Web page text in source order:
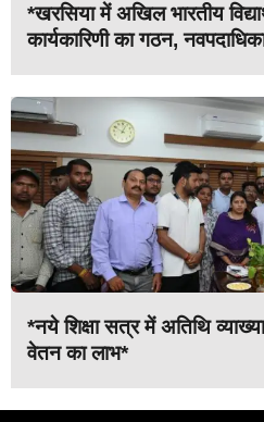
*खरसिया में अखिल भारतीय
कार्यकारिणी का गठन,
*नये शिक्षा सत्र में अतिथि
वेतन का लाभ*